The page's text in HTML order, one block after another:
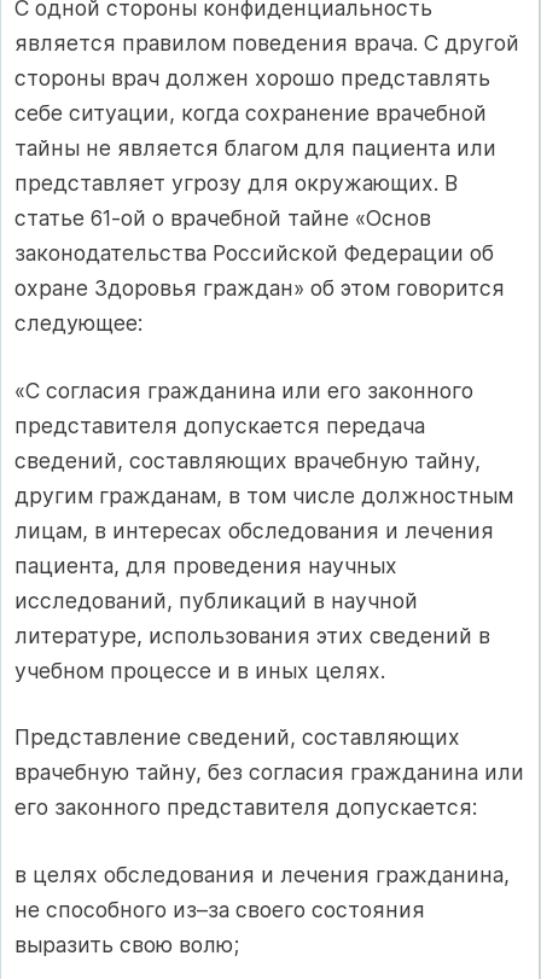
С одной стороны конфиденциальность
является правилом поведения врача. С другой
стороны врач должен хорошо представлять
себе ситуации, когда сохранение врачебной
тайны не является благом для пациента или
представляет угрозу для окружающих. В
статье 61-ой о врачебной тайне «Основ
законодательства Российской Федерации об
охране Здоровья граждан» об этом говорится
следующее:
«С согласия гражданина или его законного
представителя допускается передача
сведений, составляющих врачебную тайну,
другим гражданам, в том числе должностным
лицам, в интересах обследования и лечения
пациента, для проведения научных
исследований, публикаций в научной
литературе, использования этих сведений в
учебном процессе и в иных целях.
Представление сведений, составляющих
врачебную тайну, без согласия гражданина или
его законного представителя допускается:
в целях обследования и лечения гражданина,
не способного из–за своего состояния
выразить свою волю;